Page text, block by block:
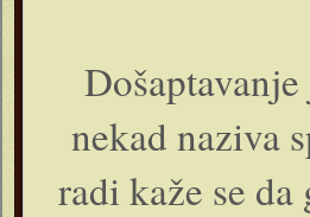
nekad naziva
radi kaže se